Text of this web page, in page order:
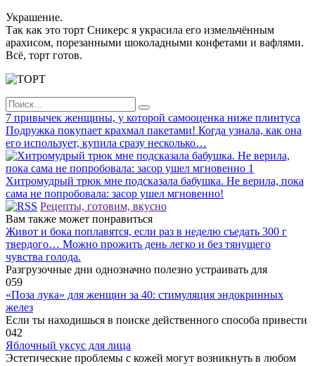
Украшение.
Так как это торт Сникерс я украсила его измельчённым
арахисом, порезанными шоколадными конфетами и вафлями.
Всё, торт готов.
Search
for:
7 привычек женщины, у которой самооценка ниже плинтуса
Подружка покупает крахмал пакетами! Когда узнала, как она
его использует, купила сразу несколько…
Хитромудрый трюк мне подсказала бабушка. Не верила, пока
сама не попробовала: засор ушел мгновенно!
Рецепты, готовим, вкусно
Вам также может понравиться
Живот и бока поплавятся, если раз в неделю съедать 300 г
твердого… Можно прожить день легко и без тянущего
чувства голода.
Разгрузочные дни однозначно полезно устраивать для
059
«Поза лука» для женщин за 40: стимуляция эндокринных
желез
Если ты находишься в поиске действенного способа привести
042
Яблочный уксус для лица
Эстетические проблемы с кожей могут возникнуть в любом